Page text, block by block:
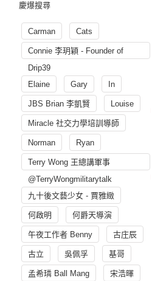
慶爆搜尋
Carman Cats
Connie 李玥穎 - Founder of
Drip39
Elaine
Gary In
JBS Brian 李凱賢 Louise
Miracle 社交力學培訓導師
Norman Ryan
Terry Wong 王總講軍事
@TerryWongmilitarytalk
九十後文藝少女 - 賈雅緻
何啟明 何爵天導演
午夜工作者 Benny 古庄辰
古立 吳佩孚 基哥
孟希璘 Ball Mang 宋浩暉